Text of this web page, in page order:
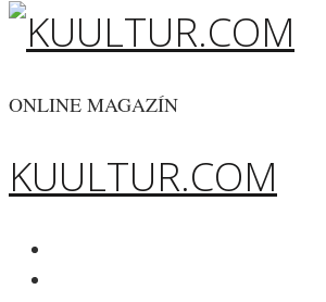
ONLINE MAGAZÍN
KUULTUR.COM